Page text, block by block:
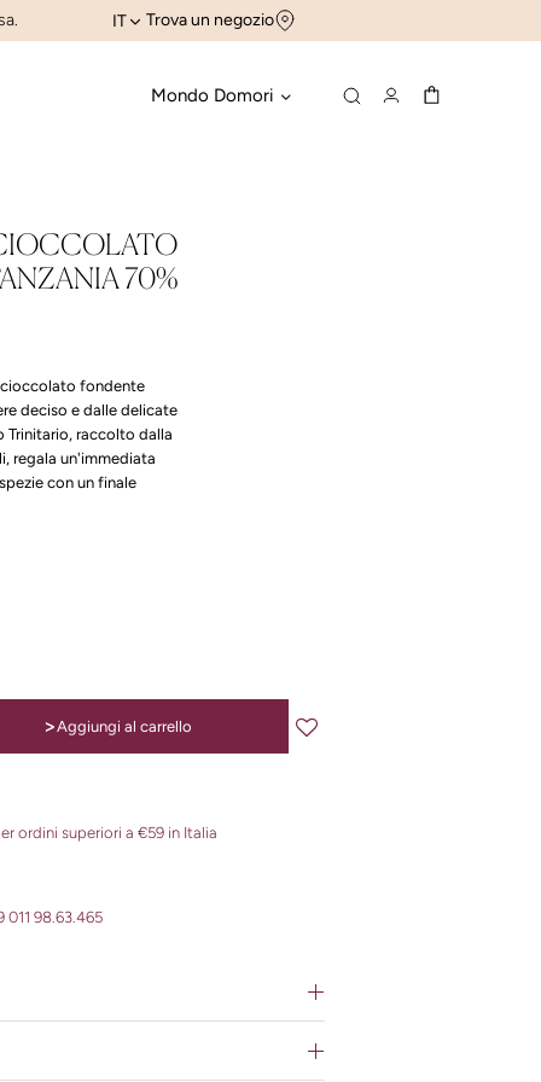
IT Trova un negozio
Mondo Domori
70%
fondente
deciso e dalle delicate
Trinitario, raccolto dalla
regala un'immediata
con un finale
>Aggiungi al carrello
ordini superiori a €59 in Italia
011 98.63.465